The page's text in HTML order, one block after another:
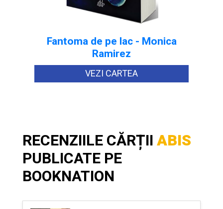
Fantoma de pe lac - Monica
Ramirez
VEZI CARTEA
RECENZIILE CĂRȚIIABIS
PUBLICATE PE
BOOKNATION